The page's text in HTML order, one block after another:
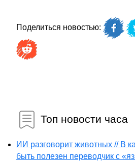
Поделиться новостью:
Топ новости часа
ИИ разговорит животных // В
быть полезен переводчик с